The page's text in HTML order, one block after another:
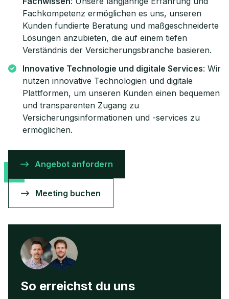
Fachkompetenz ermöglichen es uns, unseren
Kunden fundierte Beratung und maßgeschneiderte
Lösungen anzubieten, die auf einem tiefen
Verständnis der Versicherungsbranche basieren.
Innovative Technologie und digitale Services: Wir
nutzen innovative Technologien und digitale
Plattformen, um unseren Kunden einen bequemen
und transparenten Zugang zu
Versicherungsinformationen und -services zu
ermöglichen.
Angebot anfordern
Meeting buchen
So erreichst du uns